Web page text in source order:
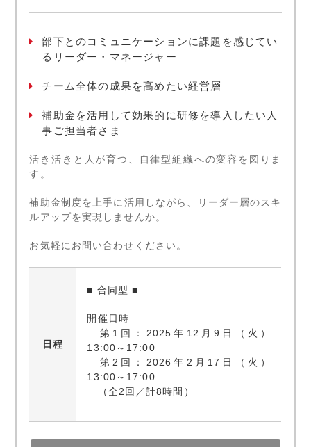
部下とのコミュニケーションに課題を感じてい
るリーダー・マネージャー
チーム全体の成果を高めたい経営層
補助金を活用して効果的に研修を導入したい人
事ご担当者さま
活き活きと人が育つ、自律型組織への変容を図りま
す。
補助金制度を上手に活用しながら、リーダー層のスキ
ルアップを実現しませんか。
お気軽にお問い合わせください。
日程
■ 合同型 ■
開催日時
第1回：2025年12月9日（火）
13:00～17:00
第2回：2026年2月17日（火）
13:00～17:00
（全2回／計8時間）